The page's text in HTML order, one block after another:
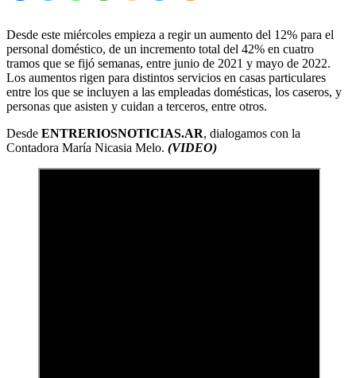
Desde este miércoles empieza a regir un aumento del 12% para el
personal doméstico, de un incremento total del 42% en cuatro
tramos que se fijó semanas, entre junio de 2021 y mayo de 2022.
Los aumentos rigen para distintos servicios en casas particulares
entre los que se incluyen a las empleadas domésticas, los caseros, y
personas que asisten y cuidan a terceros, entre otros.
Desde ENTRERIOSNOTICIAS.AR, dialogamos con la
Contadora María Nicasia Melo. (VIDEO)